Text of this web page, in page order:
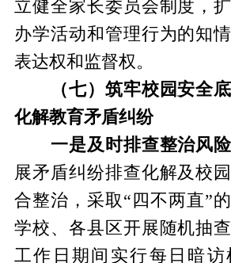
立健全家长委员会制度，
办学活动和管理行为的知
表达权和监督权。
（七）筑牢校园安全底
化解教育矛盾纠纷
一是及时排查整治风险
展矛盾纠纷排查化解及校
合整治，采取“四不两直”
学校、各县区开展随机抽
工作日期间实行每日暗访